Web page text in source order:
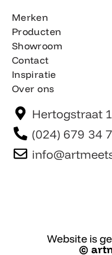
Merken
Producten
Showroom
Contact
Inspiratie
Over ons
Hertogstraat
(024) 679 34
Website is
©